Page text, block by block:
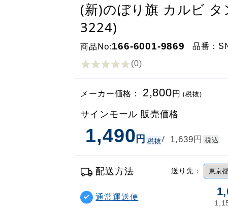
(新)のぼり旗 カルビ
3224)
商品No:166-6001-9869 品番：
(0)
メーカー価格： 2,800円(税抜)
サインモール 販売価格
1,490円 税抜/ 1,639円 税込
配送方法 送り先：
通常運送便